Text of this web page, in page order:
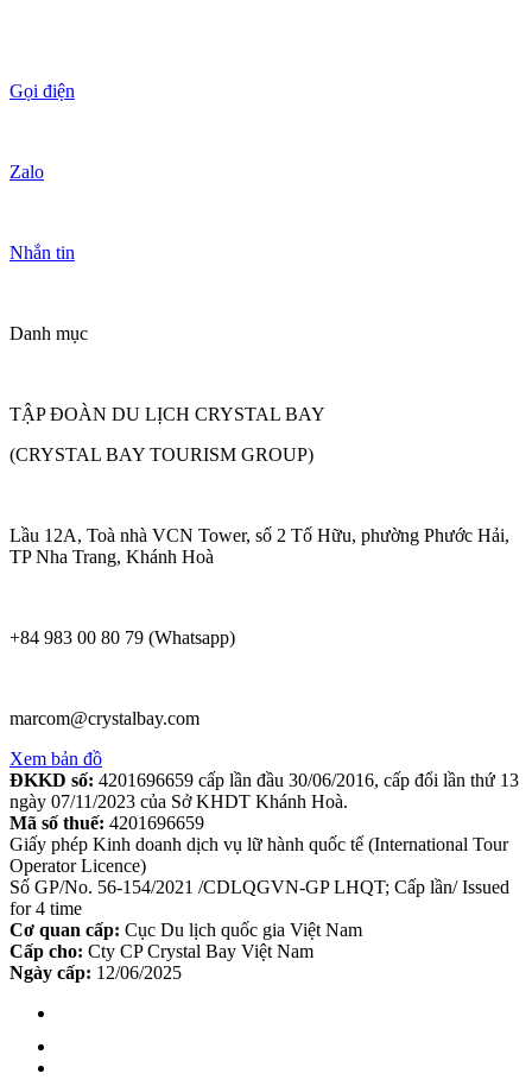
Gọi điện
Zalo
Nhắn tin
Danh mục
TẬP ĐOÀN DU LỊCH CRYSTAL BAY
(CRYSTAL BAY TOURISM GROUP)
Lầu 12A, Toà nhà VCN Tower, số 2 Tố Hữu, phường Phước Hải,
TP Nha Trang, Khánh Hoà
+84 983 00 80 79 (Whatsapp)
marcom@crystalbay.com
Xem bản đồ
ĐKKD số: 4201696659 cấp lần đầu 30/06/2016, cấp đổi lần thứ 13
ngày 07/11/2023 của Sở KHDT Khánh Hoà.
Mã số thuế: 4201696659
Giấy phép Kinh doanh dịch vụ lữ hành quốc tế (International Tour
Operator Licence)
Số GP/No. 56-154/2021 /CDLQGVN-GP LHQT; Cấp lần/ Issued
for 4 time
Cơ quan cấp: Cục Du lịch quốc gia Việt Nam
Cấp cho: Cty CP Crystal Bay Việt Nam
Ngày cấp: 12/06/2025